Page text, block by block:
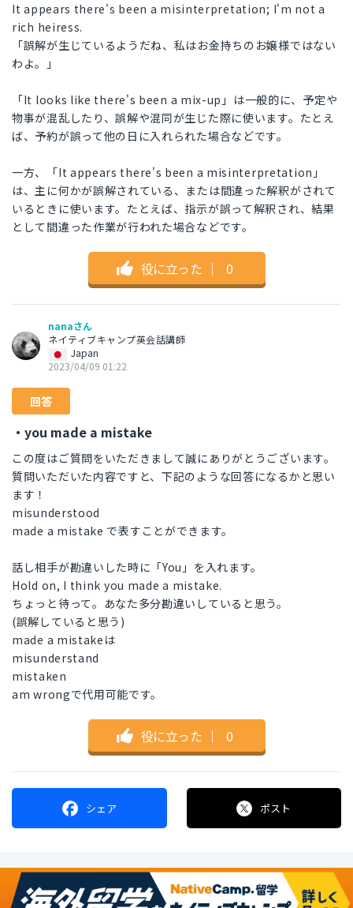
It appears there's been a misinterpretation; I'm not a
rich heiress.
「誤解が生じているようだね、私はお金持ちのお嬢様ではない
わよ。」
「It looks like there's been a mix-up」は一般的に、予定や
物事が混乱したり、誤解や混同が生じた際に使います。たとえ
ば、予約が誤って他の日に入れられた場合などです。
一方、「It appears there's been a misinterpretation」
は、主に何かが誤解されている、または間違った解釈がされて
いるときに使います。たとえば、指示が誤って解釈され、結果
として間違った作業が行われた場合などです。
役に立った ｜ 0
nanaさん
ネイティブキャンプ英会話講師
Japan
2023/04/09 01:22
回答
・you made a mistake
この度はご質問をいただきまして誠にありがとうございます。
質問いただいた内容ですと、下記のような回答になるかと思い
ます！
misunderstood
made a mistake で表すことができます。
話し相手が勘違いした時に「You」を入れます。
Hold on, I think you made a mistake.
ちょっと待って。あなた多分勘違いしていると思う。
(誤解していると思う)
made a mistakeは
misunderstand
mistaken
am wrongで代用可能です。
役に立った ｜ 0
シェア ポスト